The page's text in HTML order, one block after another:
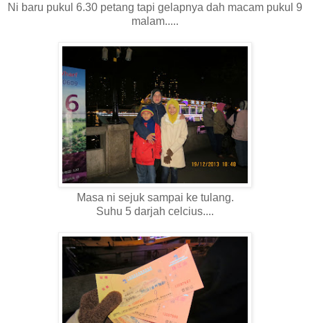
Ni baru pukul 6.30 petang tapi gelapnya dah macam pukul 9
malam.....
Masa ni sejuk sampai ke tulang.
Suhu 5 darjah celcius....